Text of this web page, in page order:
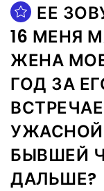
ЕЕ
16 МЕНЯ
ЖЕНА
ГОД ЗА
УЖАСНОЙ
БЫВШЕЙ
ДАЛЬШЕ?